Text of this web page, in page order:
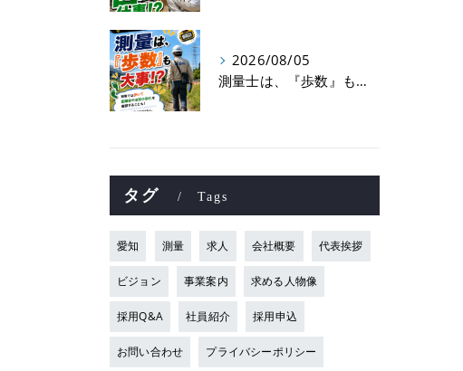
2026/08/05
測量士は、『歩数』も大事！？
タグ Tags
愛知 測量 求人 会社概要 代表挨拶
ビジョン 事業案内 求める人物像
採用Q&A 社員紹介 採用申込
お問い合わせ プライバシーポリシー